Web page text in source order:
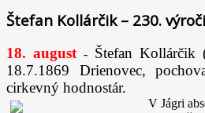
Štefan Kollárčik – 230.
18. august -
Štefan Kollárčik
18.7.1869 Drienovec,
cirkevný hodnostár.
V Jágri